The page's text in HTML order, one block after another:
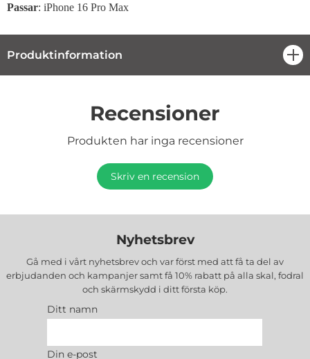
Passar: iPhone 16 Pro Max
Produktinformation
Recensioner
Produkten har inga recensioner
Skriv en recension
Nyhetsbrev
Gå med i vårt nyhetsbrev och var först med att få ta del av
erbjudanden och kampanjer samt få 10% rabatt på alla skal, fodral
och skärmskydd i ditt första köp.
Ditt namn
Din e-post